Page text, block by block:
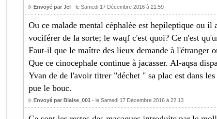
Envoyé par Jcl- le Samedi 17 Décembre 2016 à 21:59
Ou ce malade mental céphalée est hepileptique ou il
vociférer de la sorte; le waqf c'est quoi? Ce n'est
Faut-il que le maître des lieux demande à l'étranger
Que ce cinocephale continue à jacasser. Al-aqsa
Yvan de de l'avoir titrer "déchet " sa plac est dans
pue le bouc.
Envoyé par Blaise_001 - le Samedi 17 Décembre 2016 à 22:13